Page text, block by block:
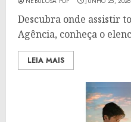
Descubra onde assistir
Agência, conheça o
LEIA MAIS